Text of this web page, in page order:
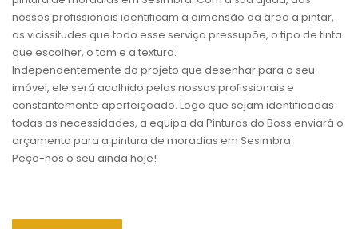
nossos profissionais identificam a dimensão da área a pintar,
as vicissitudes que todo esse serviço pressupõe, o tipo de tinta
que escolher, o tom e a textura.
Independentemente do projeto que desenhar para o seu
imóvel, ele será acolhido pelos nossos profissionais e
constantemente aperfeiçoado. Logo que sejam identificadas
todas as necessidades, a equipa da Pinturas do Boss enviará o
orçamento para a pintura de moradias em Sesimbra.
Peça-nos o seu ainda hoje!